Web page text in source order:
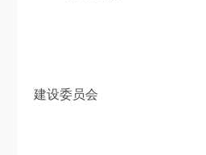
北京市住
建设委员会